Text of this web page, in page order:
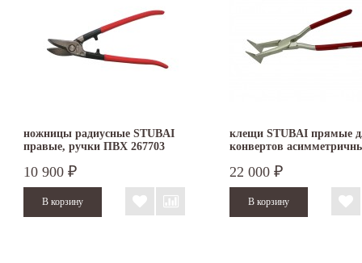
ножницы радиусные STUBAI
правые, ручки ПВХ 267703
10 900 ₽
клещи STUBAI прямые
конвертов
22 000 ₽